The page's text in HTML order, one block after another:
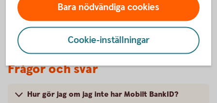
Frågor och svar
Hur gör jag om jag inte har Mobilt BankID?
Bara nödvändiga cookies
Cookie-inställningar